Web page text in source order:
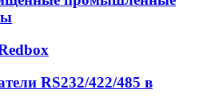
RS232/422/485 в